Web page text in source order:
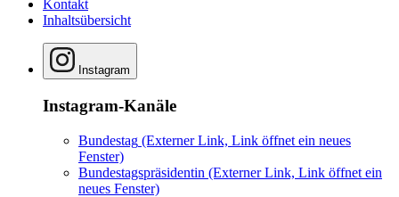
Kontakt
Inhaltsübersicht
Instagram
Instagram-Kanäle
Bundestag (Externer Link, Link öffnet ein neues
Fenster)
Bundestagspräsidentin (Externer Link, Link öffnet ein
neues Fenster)